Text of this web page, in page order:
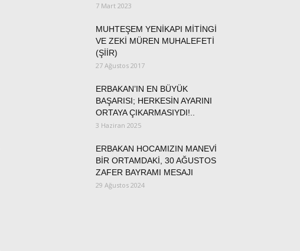
7 Mart 2023
MUHTEŞEM YENİKAPI MİTİNGİ
VE ZEKİ MÜREN MUHALEFETİ
(ŞİİR)
27 Ağustos 2017
ERBAKAN’IN EN BÜYÜK
BAŞARISI; HERKESİN AYARINI
ORTAYA ÇIKARMASIYDI!..
3 Haziran 2025
ERBAKAN HOCAMIZIN MANEVİ
BİR ORTAMDAKİ, 30 AĞUSTOS
ZAFER BAYRAMI MESAJI
29 Ağustos 2024